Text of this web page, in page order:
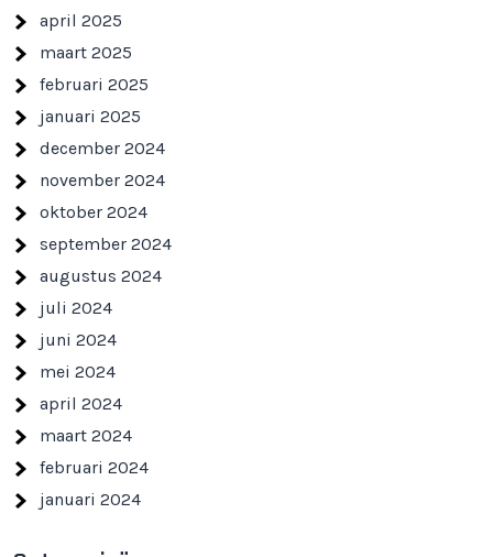
april 2025
maart 2025
februari 2025
januari 2025
december 2024
november 2024
oktober 2024
september 2024
augustus 2024
juli 2024
juni 2024
mei 2024
april 2024
maart 2024
februari 2024
januari 2024